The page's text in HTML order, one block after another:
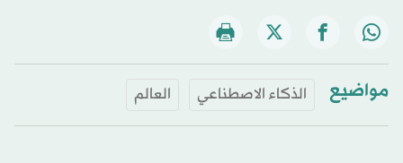
مواضيع الذكاء الاصطناعي العالم